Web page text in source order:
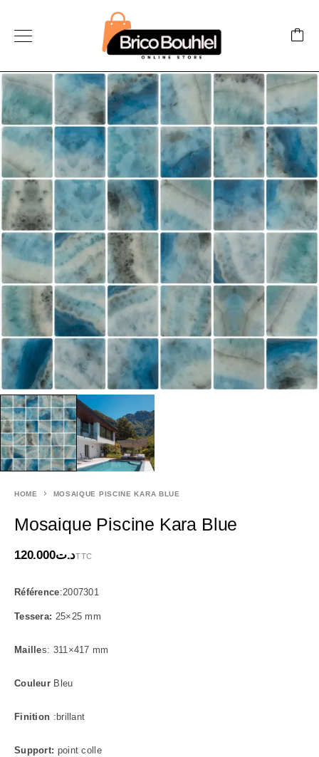
HOME MOSAIQUE PISCINE KARA BLUE
Mosaique Piscine Kara Blue
د.ت120.000 TTC
Référence:2007301
Tessera: 25×25 mm
Mailles: 311×417 mm
Couleur Bleu
Finition :brillant
Support: point colle